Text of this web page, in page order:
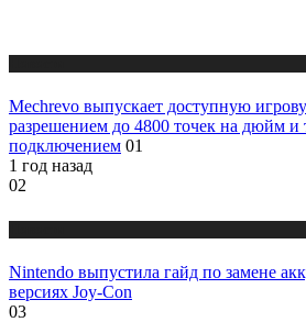
Mechrevo выпускает доступную
разрешением до 4800 точек на дюйм
подключением 01
1 год назад
02
Nintendo выпустила гайд по замене
версиях Joy-Con
03